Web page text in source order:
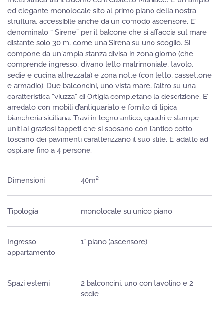
ed elegante monolocale sito al primo piano della nostra
struttura, accessibile anche da un comodo ascensore. E’
denominato “ Sirene” per il balcone che si affaccia sul mare
distante solo 30 m, come una Sirena su uno scoglio. Si
compone da un'ampia stanza divisa in zona giorno (che
comprende ingresso, divano letto matrimoniale, tavolo,
sedie e cucina attrezzata) e zona notte (con letto, cassettone
e armadio). Due balconcini, uno vista mare, l’altro su una
caratteristica “viuzza” di Ortigia completano la descrizione. E’
arredato con mobili d’antiquariato e fornito di tipica
biancheria siciliana. Travi in legno antico, quadri e stampe
uniti ai graziosi tappeti che si sposano con l’antico cotto
toscano dei pavimenti caratterizzano il suo stile. E’ adatto ad
ospitare fino a 4 persone.
Dimensioni 40m²
Tipologia monolocale su unico piano
Ingresso
appartamento
1° piano (ascensore)
Spazi esterni
2 balconcini, uno con tavolino e 2
sedie